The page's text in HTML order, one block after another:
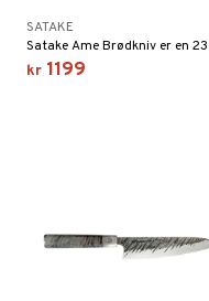
SATAKE
kr 1199